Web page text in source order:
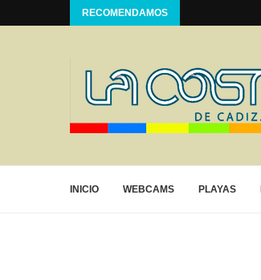
RECOMENDAMOS
INICIO WEBCAMS PLAYAS